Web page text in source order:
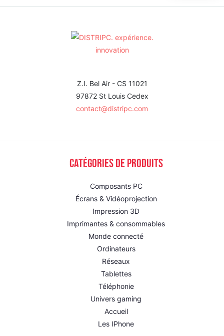
Z.I. Bel Air - CS 11021
97872 St Louis Cedex
contact@distripc.com
Catégories de produits
Composants PC
Écrans & Vidéoprojection
Impression 3D
Imprimantes & consommables
Monde connecté
Ordinateurs
Réseaux
Tablettes
Téléphonie
Univers gaming
Accueil
Les IPhone